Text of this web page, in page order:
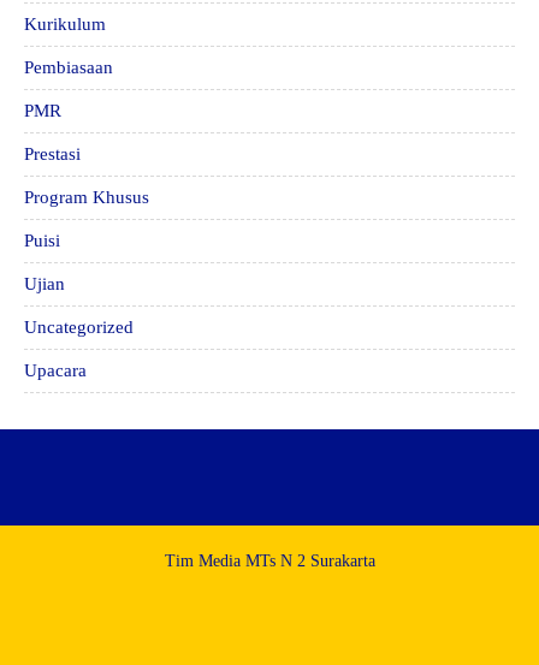
Kurikulum
Pembiasaan
PMR
Prestasi
Program Khusus
Puisi
Ujian
Uncategorized
Upacara
Tim Media MTs N 2 Surakarta